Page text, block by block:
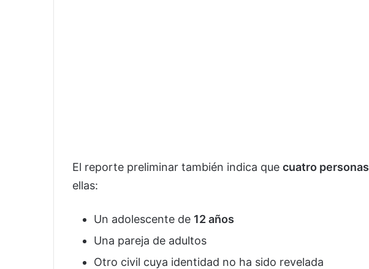
El reporte preliminar también indica que cuatro personas
ellas:
Un adolescente de 12 años
Una pareja de adultos
Otro civil cuya identidad no ha sido revelada